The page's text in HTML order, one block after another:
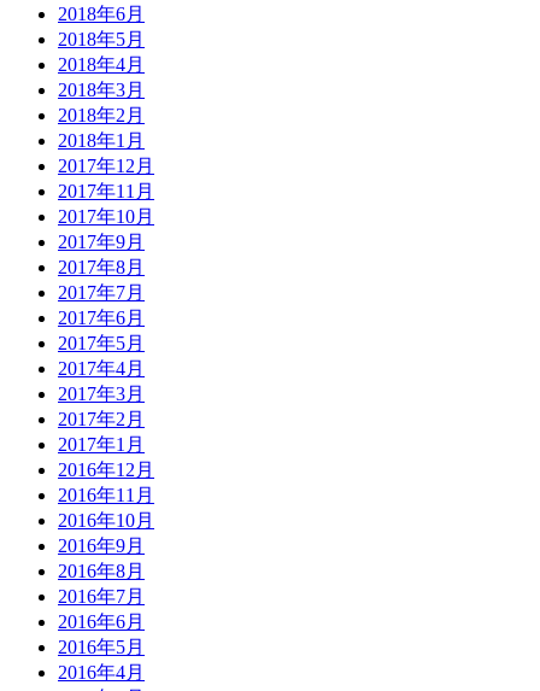
2018年6月
2018年5月
2018年4月
2018年3月
2018年2月
2018年1月
2017年12月
2017年11月
2017年10月
2017年9月
2017年8月
2017年7月
2017年6月
2017年5月
2017年4月
2017年3月
2017年2月
2017年1月
2016年12月
2016年11月
2016年10月
2016年9月
2016年8月
2016年7月
2016年6月
2016年5月
2016年4月